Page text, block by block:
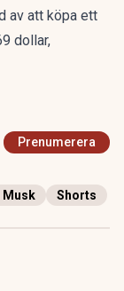
av att köpa ett
dollar,
Prenumerera
Musk Shorts